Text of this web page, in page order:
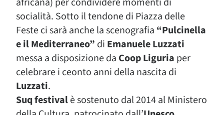
socialità. Sotto il tendone di Piazza delle
Feste ci sarà anche la scenografia “Pulcinella
e il Mediterraneo” di Emanuele Luzzati
messa a disposizione da Coop Liguria per
celebrare i ceonto anni della nascita di
Luzzati.
Suq festivalè sostenuto dal 2014 al Ministero